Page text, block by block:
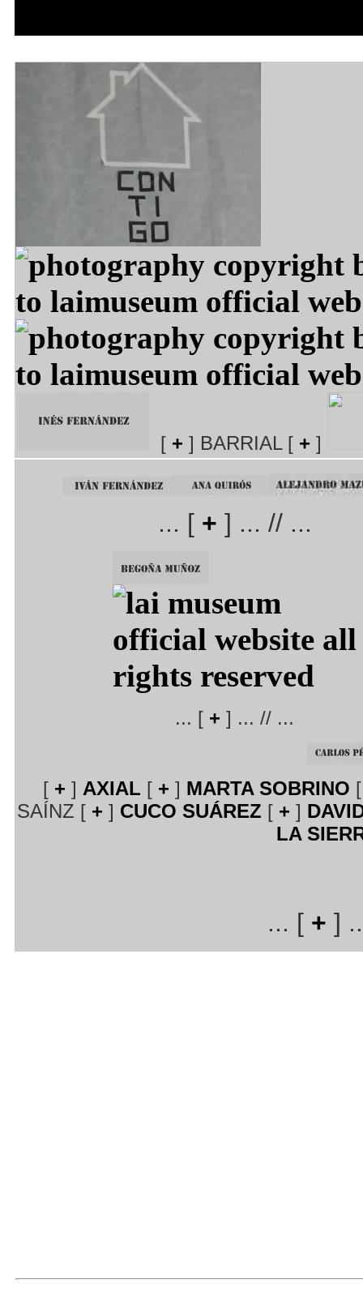
[ + ] BARRIAL [ + ]
... [+ ] ... // ...
... [ + ] ... // ...
[ + ] AXIAL [ + ] MARTA SOBRINO [
SAÍNZ [ + ] CUCO SUÁREZ [ + ]
LA
... [ + ]